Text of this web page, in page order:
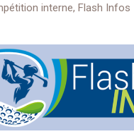
interne, Flash Infos